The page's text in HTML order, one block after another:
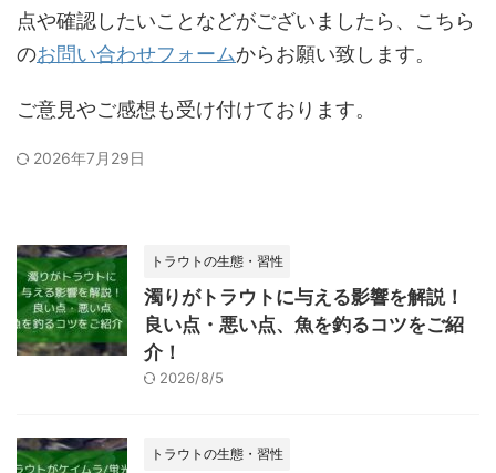
点や確認したいことなどがございましたら、こちら
のお問い合わせフォームからお願い致します。
ご意見やご感想も受け付けております。
2026年7月29日
トラウトの生態・習性
濁りがトラウトに与える影響を解説！
良い点・悪い点、魚を釣るコツをご紹
介！
2026/8/5
トラウトの生態・習性